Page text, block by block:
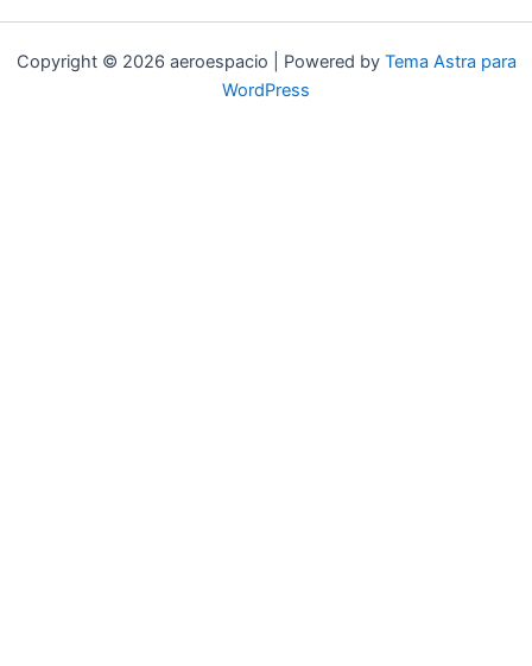
Copyright © 2026 aeroespacio | Powered by Tema Astra para
WordPress